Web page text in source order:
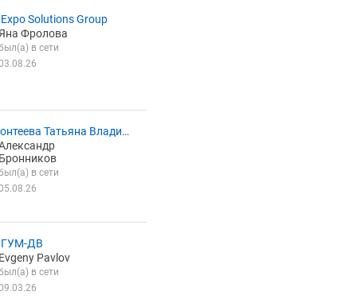
Solutions Group
Яна Фролова
в сети
Татьяна Владим
Бронников
в сети
ДВ
Evgeny Pavlov
в сети